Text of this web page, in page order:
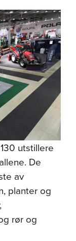
utstillere
De
av
planter og
rør og